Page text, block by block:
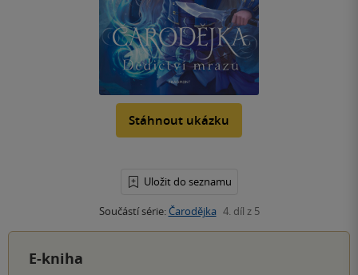
Stáhnout ukázku
Uložit do seznamu
Součástí série: Čarodějka 4. díl z 5
E-kniha